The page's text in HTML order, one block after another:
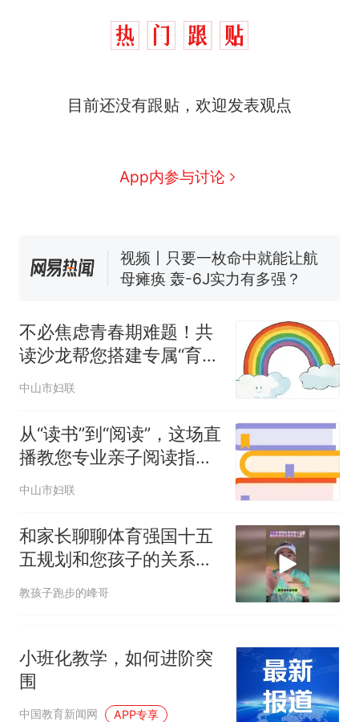
目前还没有跟贴，欢迎发表观点
App内参与讨论
热 十多万人报名的考试，成绩
家，刚改国名，总统就邀请中
国大使骑行绕了几乎整个国境
搬家报价570元，搬到楼下交
母瘫痪 轰-6J实力有多强？
空调24小时开着反而更省电？
台风"白海豚"登陆 中心附近最
大风力14级
热 十多万人报名的考试，成绩
全部作废，公平么？
不必焦虑青春期难题！共
读沙龙帮您搭建专属“育儿
脚手架”→
中山市妇联
从“读书”到“阅读”，这场直
播教您专业亲子阅读指导
方法
中山市妇联
和家长聊聊体育强国十五
五规划和您孩子的关系
（二）
教孩子跑步的峰哥
小班化教学，如何进阶突
围
中国教育新闻网 APP专享